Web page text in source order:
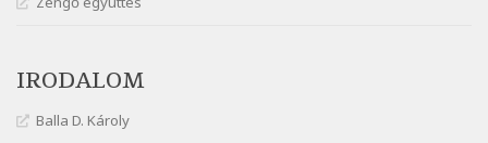
Szélkiáltó
Márai Sándor: Ujjgyakorlat 8
IRODALOM
Balla D. Károly